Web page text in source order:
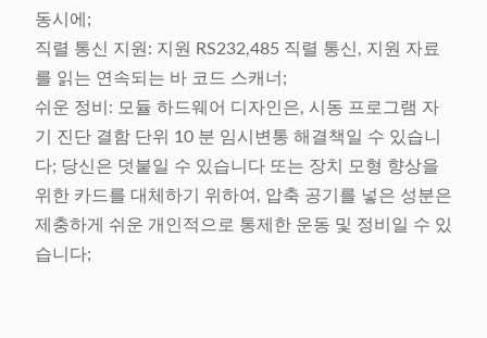
동시에;
직렬 통신 지원: 지원 RS232,485 직렬 통신, 지원 자료
를 읽는 연속되는 바 코드 스캐너;
쉬운 정비: 모듈 하드웨어 디자인은, 시동 프로그램 자
기 진단 결함 단위 10 분 임시변통 해결책일 수 있습니
다; 당신은 덧붙일 수 있습니다 또는 장치 모형 향상을
위한 카드를 대체하기 위하여, 압축 공기를 넣은 성분은
제충하게 쉬운 개인적으로 통제한 운동 및 정비일 수 있
습니다;